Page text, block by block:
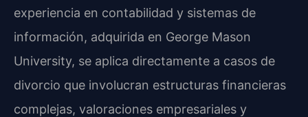
experiencia en contabilidad y sistemas de
información, adquirida en George Mason
University, se aplica directamente a casos de
divorcio que involucran estructuras financieras
complejas, valoraciones empresariales y